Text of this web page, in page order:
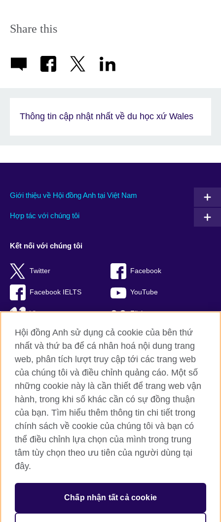
Share this
Thông tin cập nhật nhất về du học xứ Wales
Giới thiệu về Hội đồng Anh tại Việt Nam
Hợp tác với chúng tôi
Kết nối với chúng tôi
Twitter Facebook
Facebook IELTS YouTube
Vimeo Flickr
RSS TikTok
Hội đồng Anh toàn cầu
Bảo mật thông tin và quy định sử dụng
Cookie
Sơ đồ trang
© 2026 British Council
British Council (Viet Nam) LLC (
(0)24 37281920; email: bchanoi@britishcouncil.org.vn) is a
subsidiary of the British Council which is the United Kingdom’s
opportunities.
Hội đồng Anh sử dụng cả cookie của bên thứ
nhất và thứ ba để cá nhân hoá nội dung trang
web, phân tích lượt truy cập tới các trang web
của chúng tôi và điều chỉnh quảng cáo. Một số
những cookie này là cần thiết để trang web vận
hành, trong khi số khác cần có sự đồng thuận
của bạn. Tìm hiểu thêm thông tin chi tiết trong
chính sách về cookie của chúng tôi và bạn có
thể điều chỉnh lựa chọn của mình trong trung
tâm tùy chọn theo ưu tiên của người dùng tại
đây.
Chấp nhận tất cả cookie